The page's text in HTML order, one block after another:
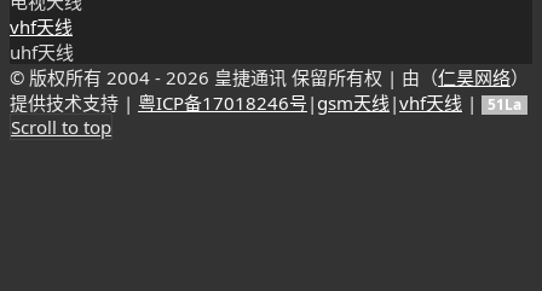
vhf天线
uhf天线
© 版权所有 2004 - 2026 皇捷通讯 保留所有权 | 由（仁昊网络）
提供技术支持 | 粤ICP备17018246号 | gsm天线|vhf天线 | 51La
Scroll to top